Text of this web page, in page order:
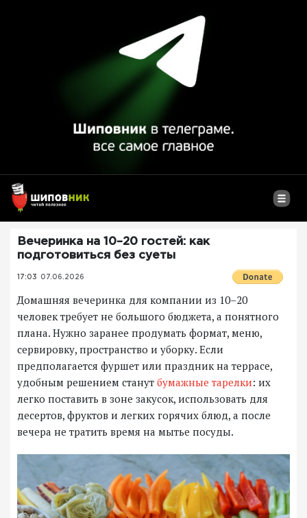
Вечеринка на 10–20 гостей: как
подготовиться без суеты
17:03 07.06.2026
Домашняя вечеринка для компании из 10–20
человек требует не большого бюджета, а понятного
плана. Нужно заранее продумать формат, меню,
сервировку, пространство и уборку. Если
предполагается фуршет или праздник на террасе,
удобным решением станут бумажные тарелки: их
легко поставить в зоне закусок, использовать для
десертов, фруктов и легких горячих блюд, а после
вечера не тратить время на мытье посуды.